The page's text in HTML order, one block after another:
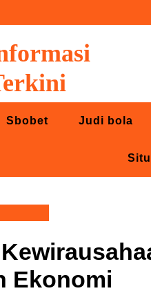
Sbobet Judi bola
Ekonomi